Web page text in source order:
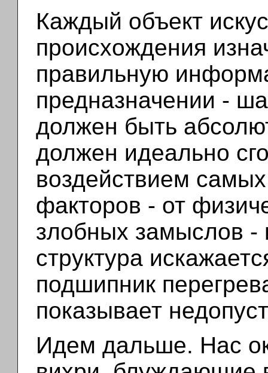
Каждый объект
происхождения
правильную
предназначении -
должен быть
должен идеально
воздействием
факторов - от
злобных замыслов
структура
подшипник
показывает
Идем дальше. Нас